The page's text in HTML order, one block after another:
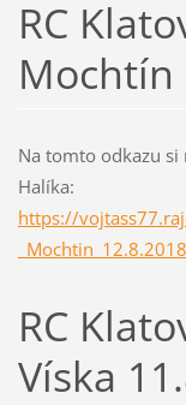
RC
Mochtín
Na tomto odkazu
Halíka:
https://
RC
Víska